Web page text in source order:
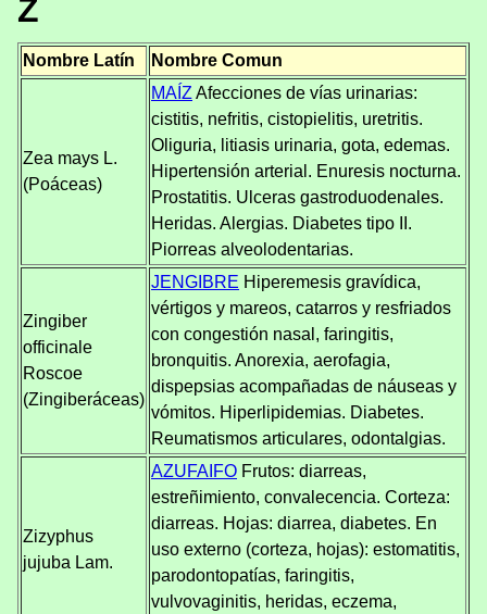
Z
Nombre Latín Nombre Comun
Zea mays L.
(Poáceas)
MAÍZ Afecciones de vías urinarias:
cistitis, nefritis, cistopielitis, uretritis.
Oliguria, litiasis urinaria, gota, edemas.
Hipertensión arterial. Enuresis nocturna.
Prostatitis. Ulceras gastroduodenales.
Heridas. Alergias. Diabetes tipo II.
Piorreas alveolodentarias.
Zingiber
officinale
Roscoe
(Zingiberáceas)
JENGIBRE Hiperemesis gravídica,
vértigos y mareos, catarros y resfriados
con congestión nasal, faringitis,
bronquitis. Anorexia, aerofagia,
dispepsias acompañadas de náuseas y
vómitos. Hiperlipidemias. Diabetes.
Reumatismos articulares, odontalgias.
Zizyphus
jujuba Lam.
AZUFAIFO Frutos: diarreas,
estreñimiento, convalecencia. Corteza:
diarreas. Hojas: diarrea, diabetes. En
uso externo (corteza, hojas): estomatitis,
parodontopatías, faringitis,
vulvovaginitis, heridas, eczema,